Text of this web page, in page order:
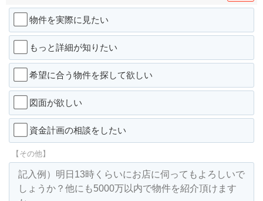
物件を実際に見たい
もっと詳細が知りたい
希望に合う物件を探して欲しい
図面が欲しい
資金計画の相談をしたい
【その他】